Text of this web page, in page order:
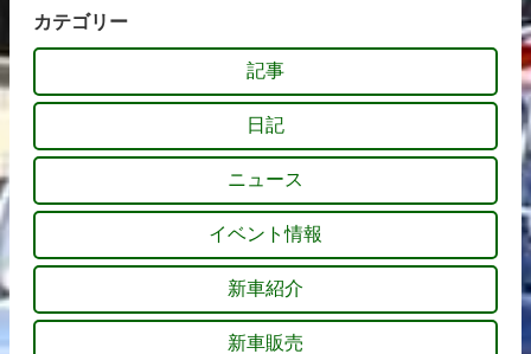
カテゴリー
記事
日記
ニュース
イベント情報
新車紹介
新車販売